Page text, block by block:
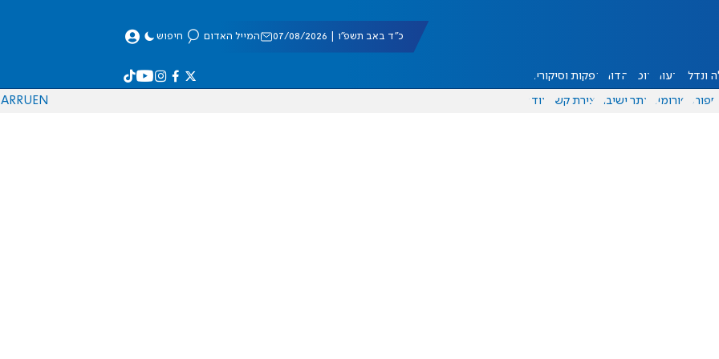
כ"ד באב תשפ"ו | 07/08/2026 המייל האדום חיפוש
ונדל"ן דעות אוכל יהדות הפקות וסיקורים
ספורט פורומים אתר ישיבה יצירת קשר עוד EN
RU
AR